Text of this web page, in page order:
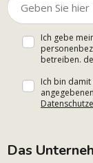
Ich gebe
betreiben.
Ich bin
Das